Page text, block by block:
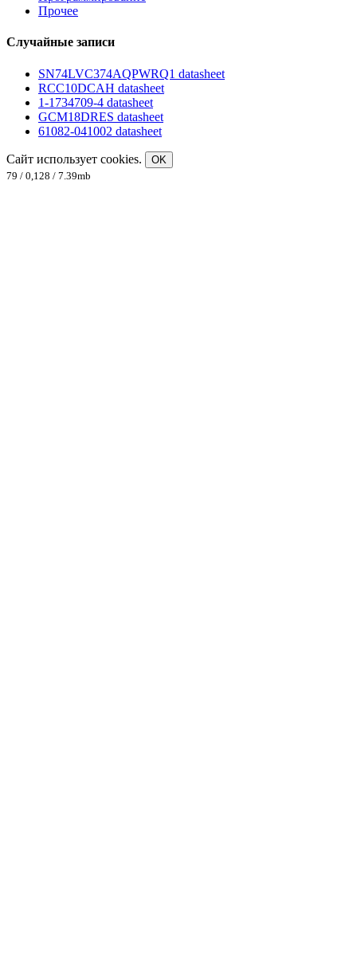
Прочее
Случайные записи
SN74LVC374AQPWRQ1 datasheet
RCC10DCAH datasheet
1-1734709-4 datasheet
GCM18DRES datasheet
61082-041002 datasheet
Сайт использует cookies.
OK
79 / 0,128 / 7.39mb